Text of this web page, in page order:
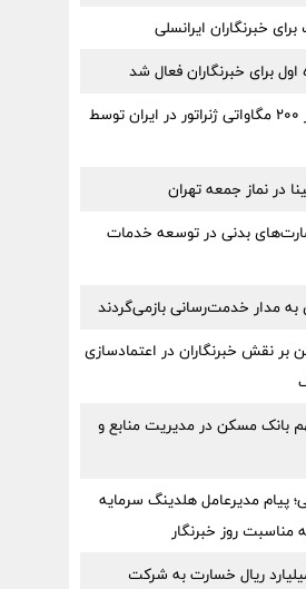
تولید نخستین شفت روتور ۲۰۰ مگاواتی ژنراتور در ایران توسط
در نماز جمعه تهران
بدنی در توسعه خدمات
مدار خدمت‌رسانی بازمی‌گردند
بر نقش خبرنگاران در اعتمادسازی
بانک مسکن در مدیریت منابع و
پیام مدیرعامل هلدینگ سرمایه
مناسبت روز خبرنگار
سامان بیش از ۱۳۵ میلیارد ریال خسارت به شرکت